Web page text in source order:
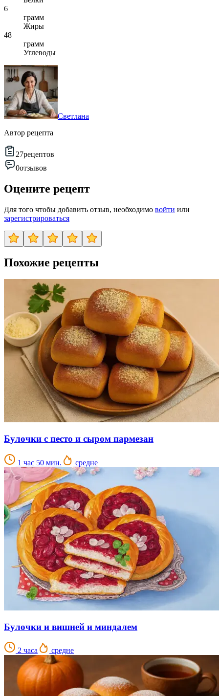
6
грамм
Жиры
48
грамм
Углеводы
Светлана
Автор рецепта
27рецептов
0отзывов
Оцените рецепт
Для того чтобы добавить отзыв, необходимо войти или
зарегистрироваться
Похожие рецепты
Булочки с песто и сыром пармезан
1 час 50 мин. средне
Булочки и вишней и миндалем
2 часа средне